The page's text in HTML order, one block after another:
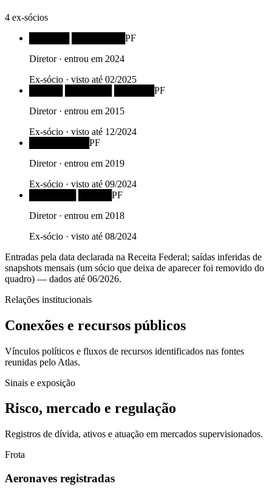
4 ex-sócios
PF
Diretor· entrou em 2024
Ex-sócio · visto até 02/2025
PF
Diretor· entrou em 2015
Ex-sócio · visto até 12/2024
PF
Diretor· entrou em 2019
Ex-sócio · visto até 09/2024
PF
Diretor· entrou em 2018
Ex-sócio · visto até 08/2024
Entradas pela data declarada na Receita Federal; saídas inferidas de
snapshots mensais (um sócio que deixa de aparecer foi removido do
quadro) — dados até 06/2026.
Relações institucionais
Conexões e recursos públicos
Vínculos políticos e fluxos de recursos identificados nas fontes
reunidas pelo Atlas.
Sinais e exposição
Risco, mercado e regulação
Registros de dívida, ativos e atuação em mercados supervisionados.
Frota
Aeronaves registradas